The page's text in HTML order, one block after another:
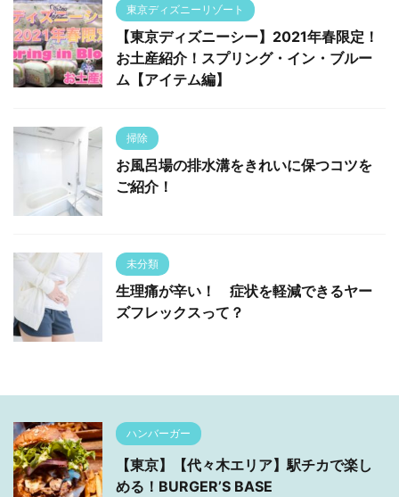
東京ディズニーリゾート
【東京ディズニーシー】2021年春限定！
お土産紹介！スプリング・イン・ブルー
ム【アイテム編】
掃除
お風呂場の排水溝をきれいに保つコツを
ご紹介！
未分類
生理痛が辛い！ 症状を軽減できるヤー
ズフレックスって？
ハンバーガー
【東京】【代々木エリア】駅チカで楽し
める！BURGER’S BASE